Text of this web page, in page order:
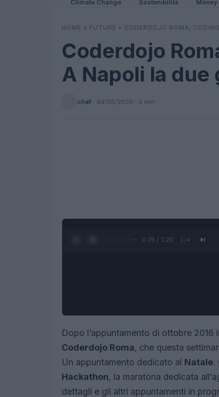
Climate Change Sostenibilità Money
HOME » FUTURE » CODERDOJO ROMA,
Coderdojo
A Napoli la due
chef · 04/05/2020 · 5 min
0:27 / 1:20 1 /4
Dopo l’appuntamento di ottobre 2016
Coderdojo Roma, che questa
Un appuntamento dedicato al Natale.
Hackathon, la maratona dedicata
dettagli e gli altri appuntamenti in